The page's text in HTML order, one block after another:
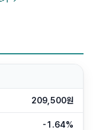
209,500원
-1.64%